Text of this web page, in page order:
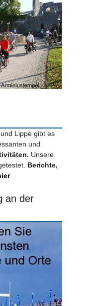
Lippe gibt es
und
Unsere
Berichte,
an der